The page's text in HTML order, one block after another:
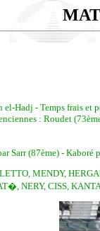
Hadj - Temps frais et
: Roudet
Sarr (87ème) - Kaboré
MENDY,
NERY, CISS,